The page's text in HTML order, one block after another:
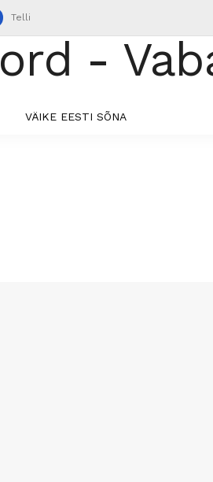
Telli
VÄIKE EESTI SÕNA